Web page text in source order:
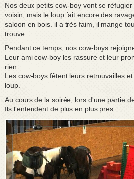
Nos deux petits cow-boy vont se
voisin, mais le loup fait encore des
saloon en bois. il a très faim, il mange
trouve.
Pendant ce temps, nos cow-boys
Leur ami cow-boy les rassure et leur
rien.
Les cow-boys fêtent leurs retrouvailles
loup.
Au cours de la soirée, lors d'une partie
Ils l'entendent de plus en plus près.